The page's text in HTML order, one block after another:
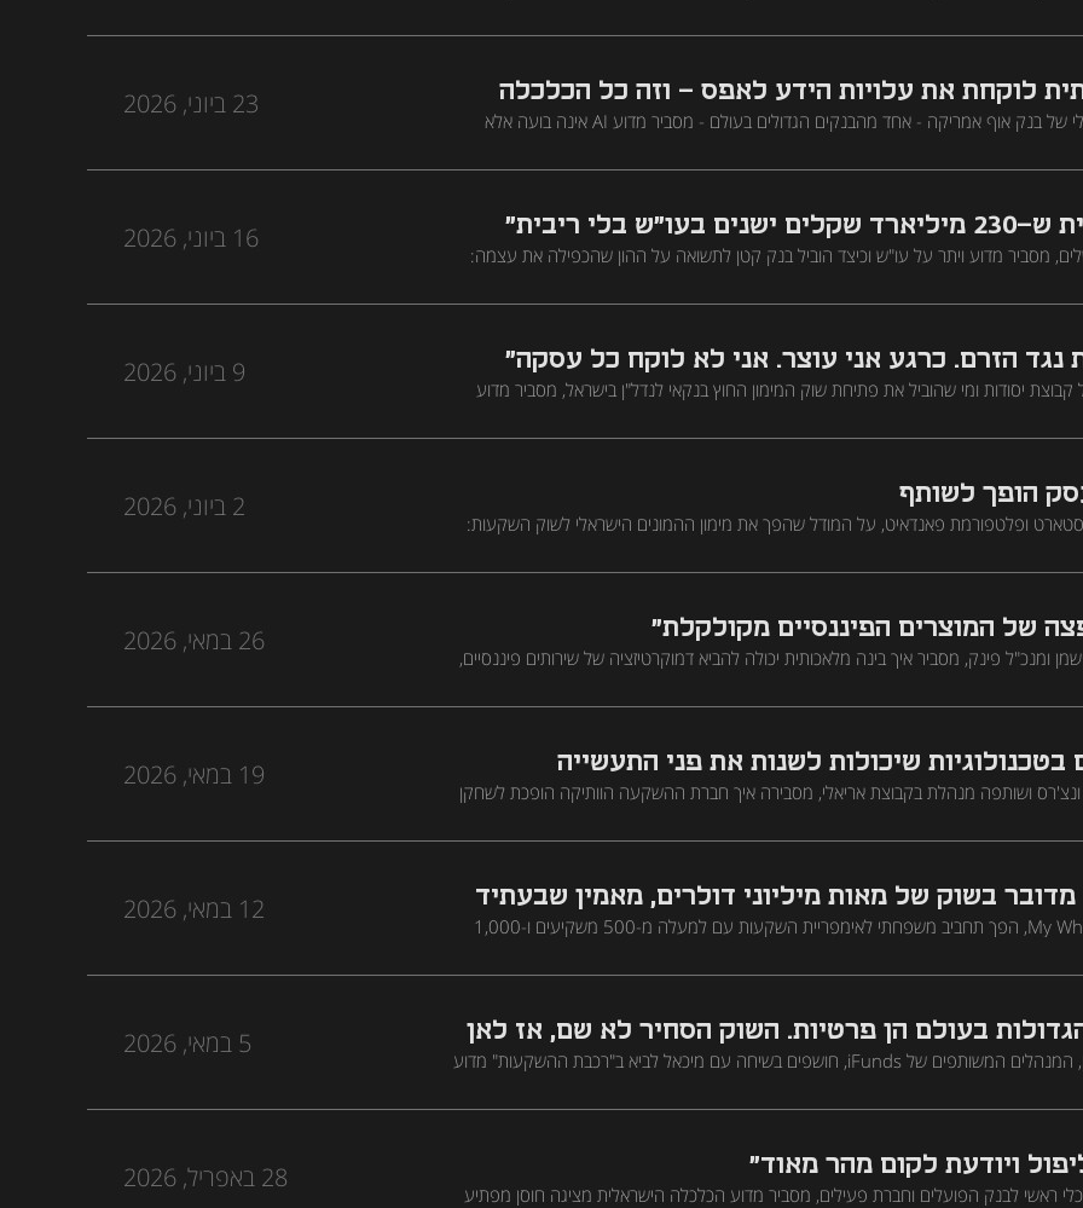
לוקחת את עלויות הידע לאפס - וזה כל הכלכלה
חיים ישראל, אסטרטג גלובלי של בנק אוף אמריקה - אחד מהבנקים הגדולים בעולם - מסביר מדוע AI אינה בועה אלא
23 ביוני, 2026
בלי ריבית"
מסביר מדוע ויתר על עו"ש וכיצד הוביל בנק קטן לתשואה על ההון שהכפילה את עצמה:
16 ביוני, 2026
נגד הזרם. כרגע אני עוצר. אני לא לוקח כל עסקה"
יסודות ומי שהוביל את פתיחת שוק המימון החוץ בנקאי לנדל"ן בישראל, מסביר מדוע
9 ביוני, 2026
הופך לשותף
ופלטפורמת פאנדאיט, על המודל שהפך את מימון ההמונים הישראלי לשוק השקעות:
2 ביוני, 2026
של המוצרים הפיננסיים מקולקלת"
ומנכ"ל פינק, מסביר איך בינה מלאכותית יכולה להביא דמוקרטיזציה של שירותים פיננסיים,
26 במאי, 2026
בטכנולוגיות שיכולות לשנות את פני התעשייה
ונצ'רס ושותפה מנהלת בקבוצת אריאלי, מסבירה איך חברת ההשקעה הוותיקה הופכת לשחקן
19 במאי, 2026
מדובר בשוק של מאות מיליוני דולרים, מאמין שבעתיד
ערן לוין, מנכ"ל ומייסד My Whisky, הפך תחביב משפחתי לאימפריית השקעות עם למעלה מ-500 משקיעים ו-1,000
12 במאי, 2026
הגדולות בעולם הן פרטיות. השוק הסחיר לא שם, אז לאן
דני צוקרמן ולימור אופז רצון, המנהלים המשותפים של iFunds, חושפים בשיחה עם מיכאל לביא ב"רכבת ההשקעות" מדוע
5 במאי, 2026
ויודעת לקום מהר מאוד"
ראשי לבנק הפועלים וחברת פעילים, מסביר מדוע הכלכלה הישראלית מציגה חוסן מפתיע
28 באפריל, 2026